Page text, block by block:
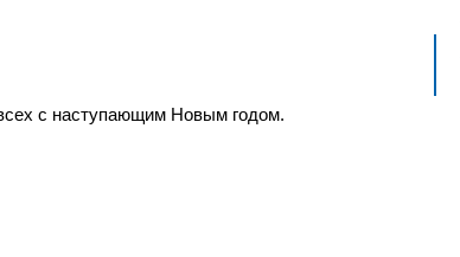
с наступающим Новым годом.